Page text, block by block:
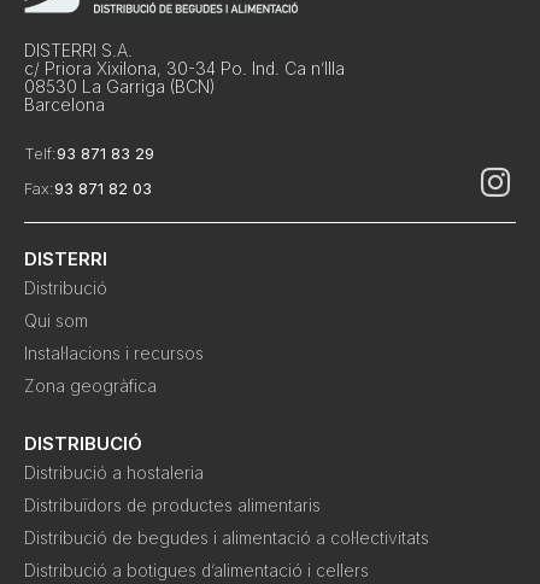
DISTERRI S.A.
c/ Priora Xixilona, 30-34 Po. Ind. Ca n’Illa
08530 La Garriga (BCN)
Barcelona
Telf:93 871 83 29
Fax:93 871 82 03
DISTERRI
Distribució
Qui som
Instal·lacions i recursos
Zona geogràfica
DISTRIBUCIÓ
Distribució a hostaleria
Distribuïdors de productes alimentaris
Distribució de begudes i alimentació a col·lectivitats
Distribució a botigues d’alimentació i cellers